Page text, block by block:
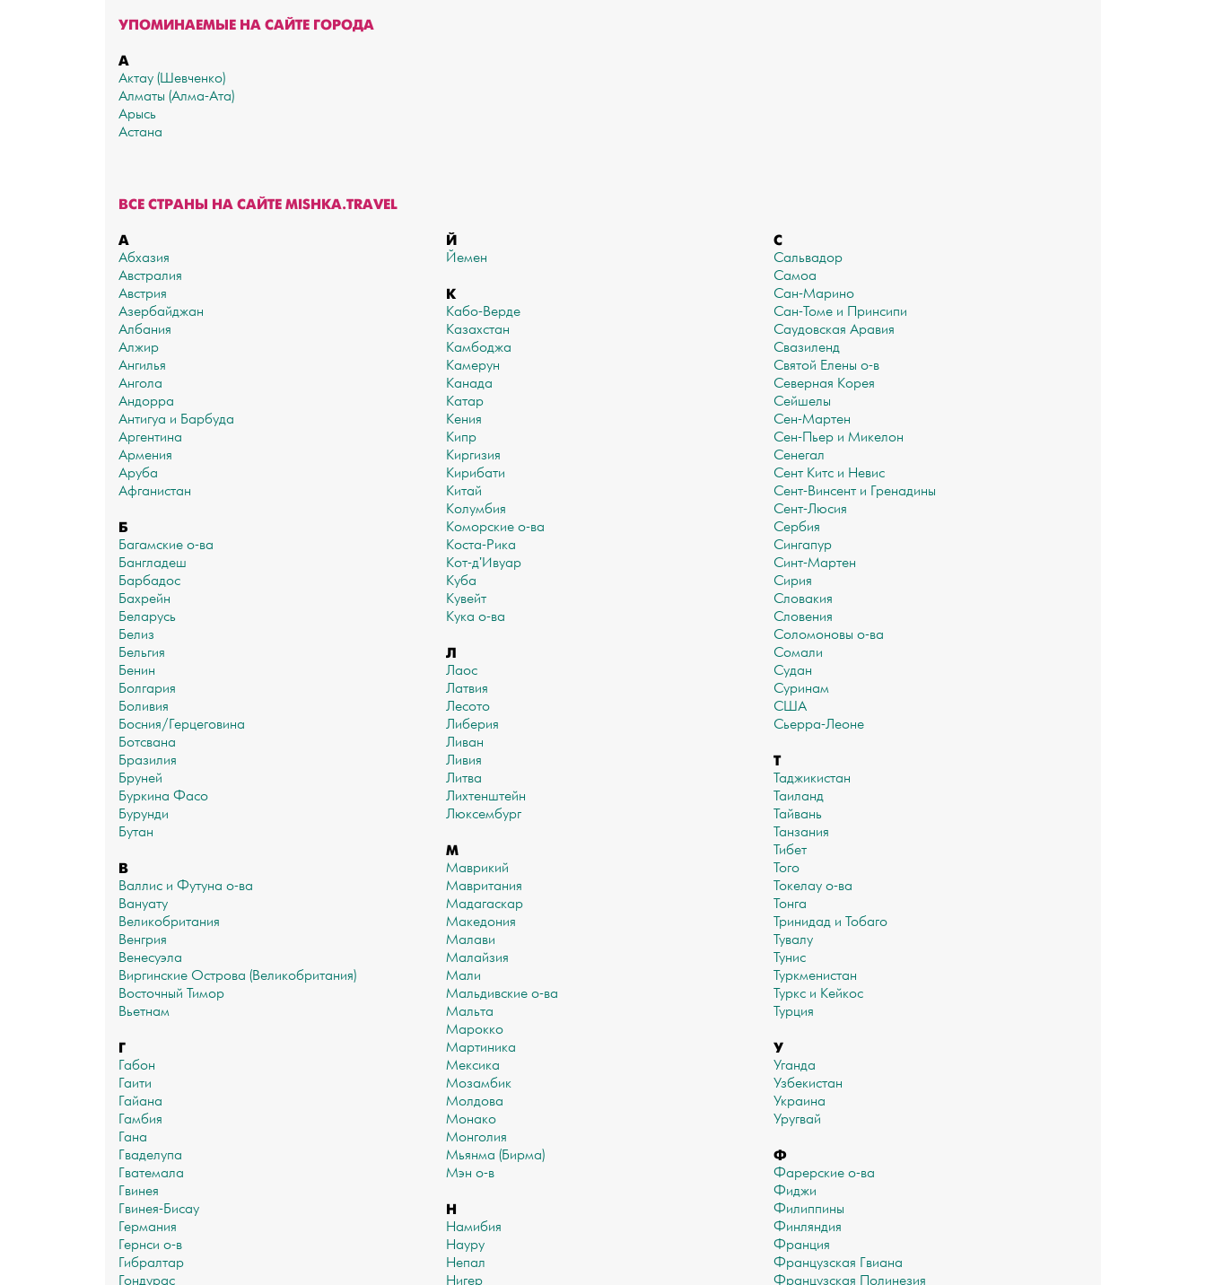
УПОМИНАЕМЫЕ НА САЙТЕ ГОРОДА
А
Актау (Шевченко)
Алматы (Алма-Ата)
Арысь
Астана
ВСЕ СТРАНЫ НА САЙТЕ MISHKA.TRAVEL
А
Абхазия
Австралия
Австрия
Азербайджан
Албания
Алжир
Ангилья
Ангола
Андорра
Антигуа и Барбуда
Аргентина
Армения
Аруба
Афганистан
Б
Багамские о-ва
Бангладеш
Барбадос
Бахрейн
Беларусь
Белиз
Бельгия
Бенин
Болгария
Боливия
Босния/Герцеговина
Ботсвана
Бразилия
Бруней
Буркина Фасо
Бурунди
Бутан
В
Валлис и Футуна о-ва
Вануату
Великобритания
Венгрия
Венесуэла
Виргинские Острова (Великобритания)
Восточный Тимор
Вьетнам
Г
Габон
Гаити
Гайана
Гамбия
Гана
Гваделупа
Гватемала
Гвинея
Гвинея-Бисау
Германия
Гернси о-в
Гибралтар
Гондурас
Й
Йемен
К
Кабо-Верде
Казахстан
Камбоджа
Камерун
Канада
Катар
Кения
Кипр
Киргизия
Кирибати
Китай
Колумбия
Коморские о-ва
Коста-Рика
Кот-д'Ивуар
Куба
Кувейт
Кука о-ва
Л
Лаос
Латвия
Лесото
Либерия
Ливан
Ливия
Литва
Лихтенштейн
Люксембург
М
Маврикий
Мавритания
Мадагаскар
Македония
Малави
Малайзия
Мали
Мальдивские о-ва
Мальта
Марокко
Мартиника
Мексика
Мозамбик
Молдова
Монако
Монголия
Мьянма (Бирма)
Мэн о-в
Н
Намибия
Науру
Непал
Нигер
С
Сальвадор
Самоа
Сан-Марино
Сан-Томе и Принсипи
Саудовская Аравия
Свазиленд
Святой Елены о-в
Северная Корея
Сейшелы
Сен-Мартен
Сен-Пьер и Микелон
Сенегал
Сент Китс и Невис
Сент-Винсент и Гренадины
Сент-Люсия
Сербия
Сингапур
Синт-Мартен
Сирия
Словакия
Словения
Соломоновы о-ва
Сомали
Судан
Суринам
США
Сьерра-Леоне
Т
Таджикистан
Таиланд
Тайвань
Танзания
Тибет
Того
Токелау о-ва
Тонга
Тринидад и Тобаго
Тувалу
Тунис
Туркменистан
Туркс и Кейкос
Турция
У
Уганда
Узбекистан
Украина
Уругвай
Ф
Фарерские о-ва
Фиджи
Филиппины
Финляндия
Франция
Французская Гвиана
Французская Полинезия